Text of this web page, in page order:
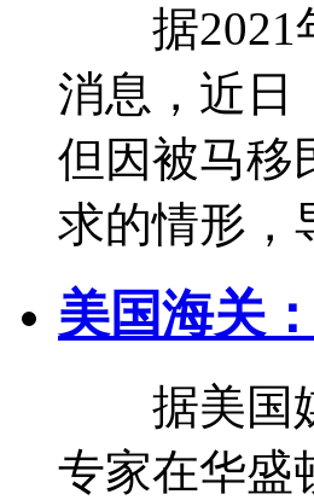
据2021年
消息，近日
但因被马移
求的情形，
美国海关
据美国媒
专家在华盛